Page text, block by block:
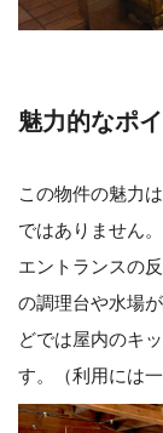
魅力的なポ
この物件の魅力
ではありません。
エントランスの
の調理台や水場
どでは屋内のキ
す。（利用には